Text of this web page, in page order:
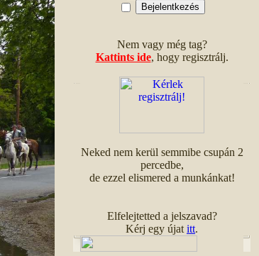
Nem vagy még tag?
Kattints ide, hogy regisztrálj.
Neked nem kerül semmibe csupán 2
percedbe,
de ezzel elismered a munkánkat!
Elfelejtetted a jelszavad?
Kérj egy újat itt.